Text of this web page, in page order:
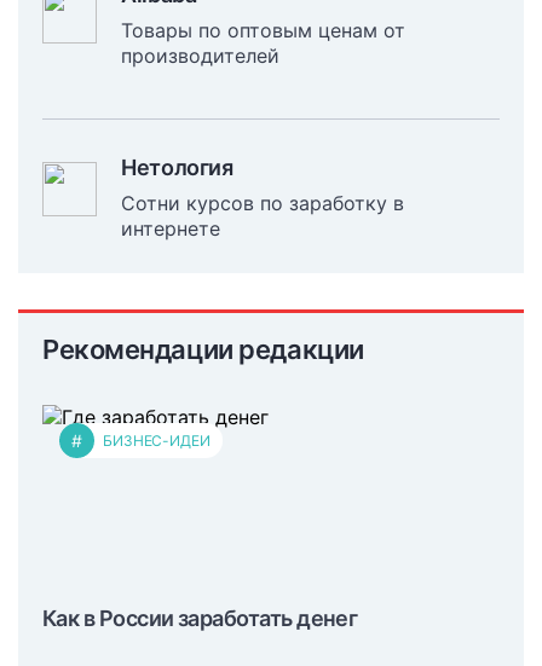
Товары по оптовым ценам от
производителей
Нетология
Сотни курсов по заработку в
интернете
Рекомендации редакции
# БИЗНЕС-ИДЕИ
Как в России заработать денег